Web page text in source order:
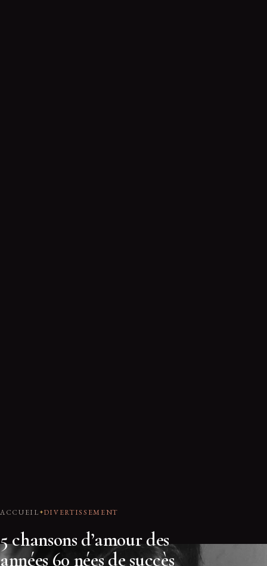
ACCUEIL DIVERTISSEMENT
5 chansons d’amour des
années 60 nées de succès